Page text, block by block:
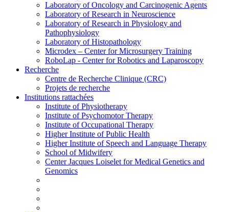
Laboratory of Oncology and Carcinogenic Agents
Laboratory of Research in Neuroscience
Laboratory of Research in Physiology and
Pathophysiology
Laboratory of Histopathology
Microdex – Center for Microsurgery Training
RoboLap - Center for Robotics and Laparoscopy
Recherche
Centre de Recherche Clinique (CRC)
Projets de recherche
Institutions rattachées
Institute of Physiotherapy
Institute of Psychomotor Therapy
Institute of Occupational Therapy
Higher Institute of Public Health
Higher Institute of Speech and Language Therapy
School of Midwifery
Center Jacques Loiselet for Medical Genetics and
Genomics